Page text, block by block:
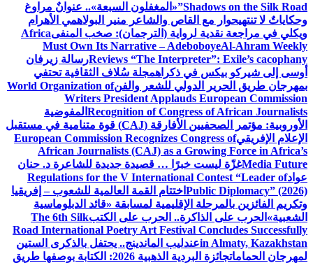
Shadows on the Silk Road” «المغفلون السبعة».. عنوانٌ مراوغ
وحكاياتٌ لا تنتهيحوار مع القاص والشاعر منير البولاهمي الأهرام
ويكلي في مراجعة نقدية لرواية (الترجمان): صخب المنفىAfrica
Must Own Its Narrative – AdeboboyeAl-Ahram Weekly
Reviews “The Interpreter”: Exile’s cacophanyرسالة زيرفان
أوسى إلى شيركو بيكس في ذكراهمجلة سُلاف الثقافية تحتفي
بمهرجان طريق الحرير الدولي للشعر والفنWorld Organization of
Writers President Applauds European Commission
Recognition of Congress of African Journalists المفوضية
الأوروبية: مؤتمر الصحفيين الأفارقة (CAJ) قوة متنامية في مستقبل
الإعلام الإفريقيEuropean Commission Recognizes Congress of
African Journalists (CAJ) as a Growing Force in Africa’s
Media Futureغزّة ليست خبرًا … قصيدة جديدة للشاعرة د. حنان
عوادRegulations for the V International Contest “Leader of
Public Diplomacy” (2026) اختتام القمة العالمية للشعوب – إفريقيا
وتكريم الفائزين بالمرحلة الإقليمية لمسابقة «قائد الدبلوماسية
الشعبية» الحرب على الذاكرة.. الحرب على الكتبThe 6th Silk
Road International Poetry Art Festival Concludes Successfully
in Almaty, Kazakhstanعندليب الماندينج.. يحتفل بالذكرى الستين
لمهرجان الحمامات
جائزة البردية الذهبية 2026: الكتابة بوصفها طريق